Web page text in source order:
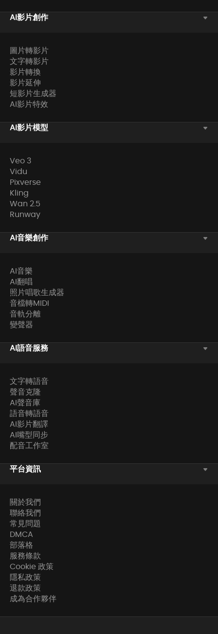
AI影片創作
圖片轉影片
文字轉影片
影片轉換
影片延伸
短影片生成器
AI影片特效
AI影片模型
Veo 3
Vidu
Pixverse
Kling
Wan 2.5
Runway
AI音樂創作
AI音樂
AI翻唱
照片唱歌生成器
音檔轉MIDI
音軌分離
變聲器
AI語音服務
文字轉語音
聲音克隆
AI聲音庫
語音轉語音
AI影片翻譯
AI嘴型同步
配音工作室
平台資訊
關於我們
聯絡我們
常見問題
DMCA
部落格
服務條款
Cookie 政策
隱私政策
退款政策
成為合作夥伴